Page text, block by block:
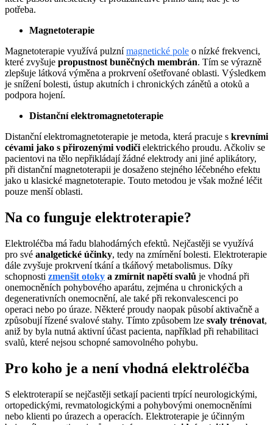
potřeba.
Magnetoterapie
Magnetoterapie využívá pulznímagnetické pole o nízké frekvenci,
které zvyšuje propustnost buněčných membrán. Tím se výrazně
zlepšuje látková výměna a prokrvení ošetřované oblasti. Výsledkem
je snížení bolesti, ústup akutních i chronických zánětů a otoků a
podpora hojení.
Distanční elektromagnetoterapie
Distanční elektromagnetoterapie je metoda, která pracuje s krevními
cévami jako s přirozenými vodiči elektrického proudu. Ačkoliv se
pacientovi na tělo nepřikládají žádné elektrody ani jiné aplikátory,
při distanční magnetoterapii je dosaženo stejného léčebného efektu
jako u klasické magnetoterapie. Touto metodou je však možné léčit
pouze menší oblasti.
Na co funguje elektroterapie?
Elektroléčba má řadu blahodárných efektů. Nejčastěji se využívá
pro své analgetické účinky, tedy na zmírnění bolesti. Elektroterapie
dále zvyšuje prokrvení tkání a tkáňový metabolismus. Díky
schopnosti zmenšit otoky a zmírnit napětí svalů je vhodná při
onemocněních pohybového aparátu, zejména u chronických a
degenerativních onemocnění, ale také při rekonvalescenci po
operaci nebo po úraze. Některé proudy naopak působí aktivačně a
způsobují řízené svalové stahy. Tímto způsobem lze svaly trénovat,
aniž by byla nutná aktivní účast pacienta, například při rehabilitaci
svalů, které nejsou schopné samovolného pohybu.
Pro koho je a není vhodná elektroléčba
S elektroterapií se nejčastěji setkají pacienti trpící neurologickými,
ortopedickými, revmatologickými a pohybovými onemocněními
nebo klienti po úrazech a operacích. Elektroterapie je účinným